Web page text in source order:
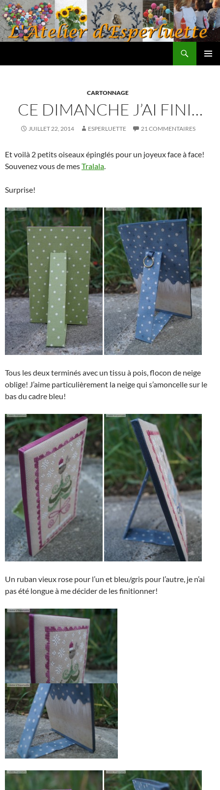
Aller
au
contenu
CARTONNAGE
CE DIMANCHE J’AI FINI…
JUILLET 22, 2014 ESPERLUETTE 21 COMMENTAIRES
Et voilà 2 petits oiseaux épinglés pour un joyeux face à face!
Souvenez vous de mesTralala.
Surprise!
Tous les deux terminés avec un tissu à pois, flocon de neige
oblige! J’aime particulièrement la neige qui s’amoncelle sur le
bas du cadre bleu!
Un ruban vieux rose pour l’un et bleu/gris pour l’autre, je n’ai
pas été longue à me décider de les finitionner!